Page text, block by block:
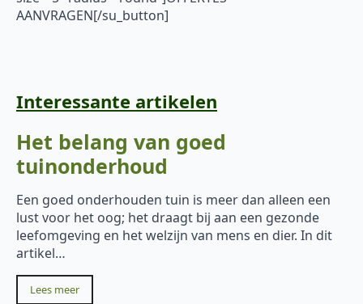
AANVRAGEN[/su_button]
Interessante artikelen
Het belang van goed
tuinonderhoud
Een goed onderhouden tuin is meer dan alleen een
lust voor het oog; het draagt bij aan een gezonde
leefomgeving en het welzijn van mens en dier. In dit
artikel…
Lees meer